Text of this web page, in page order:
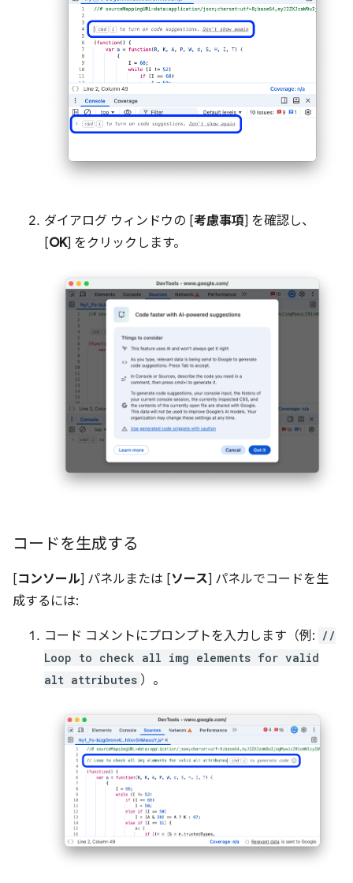
ダイアログ ウィンドウの [考慮事項] を確認し、
[OK] をクリックします。
コードを生成する
[コンソール] パネルまたは [ソース] パネルでコードを生
成するには:
コード コメントにプロンプトを入力します（例: //
Loop to check all img elements for valid
alt attributes ）。